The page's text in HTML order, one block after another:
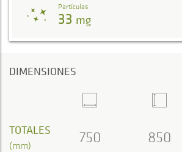
Partículas
33 mg
DIMENSIONES
TOTALES
(mm) 750 850